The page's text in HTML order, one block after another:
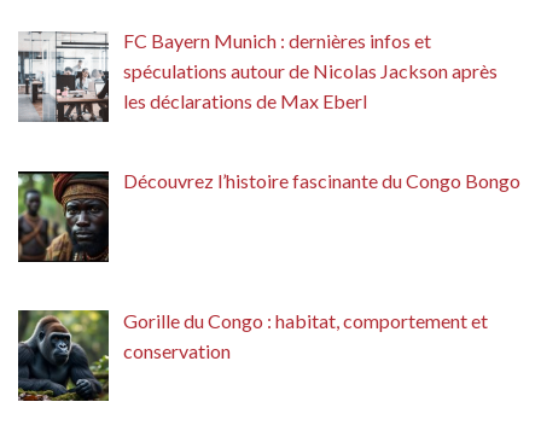
FC Bayern Munich : dernières infos et
spéculations autour de Nicolas Jackson après
les déclarations de Max Eberl
Découvrez l’histoire fascinante du Congo Bongo
Gorille du Congo : habitat, comportement et
conservation